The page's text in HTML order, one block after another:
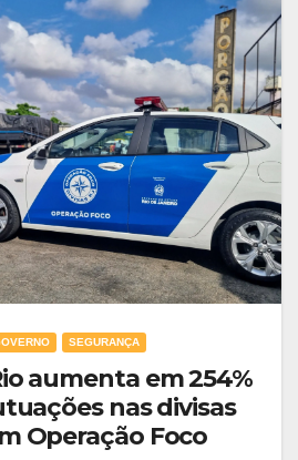
SEGURANÇA
aumenta em 254%
nas divisas
Operação Foco